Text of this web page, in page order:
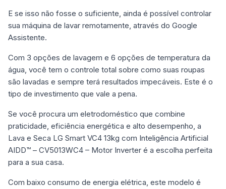
E se isso não fosse o suficiente, ainda é possível controlar
sua máquina de lavar remotamente, através do Google
Assistente.
Com 3 opções de lavagem e 6 opções de temperatura da
água, você tem o controle total sobre como suas roupas
são lavadas e sempre terá resultados impecáveis. Este é o
tipo de investimento que vale a pena.
Se você procura um eletrodoméstico que combine
praticidade, eficiência energética e alto desempenho, a
Lava e Seca LG Smart VC4 13kg com Inteligência Artificial
AIDD™ – CV5013WC4 – Motor Inverter é a escolha perfeita
para a sua casa.
Com baixo consumo de energia elétrica, este modelo é